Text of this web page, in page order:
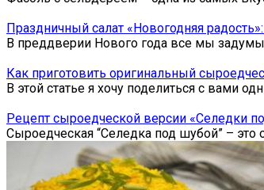
Праздничный салат «Новогодняя
В преддверии Нового года все мы
Как приготовить оригинальный
В этой статье я хочу поделиться с вами
Рецепт сыроедческой версии «Селедки
Сыроедческая “Селедка под шубой” – это